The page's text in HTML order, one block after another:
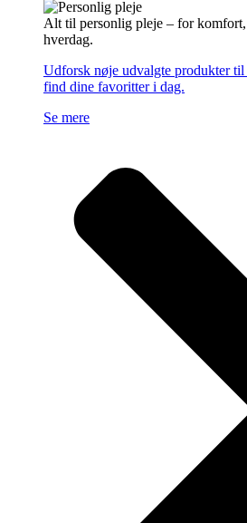
Alt til personlig pleje – for
hverdag.
Udforsk nøje udvalgte produkter
find dine favoritter i dag.
Se mere